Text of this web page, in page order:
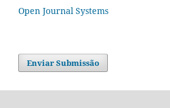
Open Journal Systems
Enviar Submissão